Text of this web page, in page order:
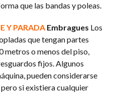
que las bandas y poleas.
Y PARADA Embragues Los
que tengan partes
metros o menos del piso,
fijos. Algunos
pueden considerarse
si existiera cualquier